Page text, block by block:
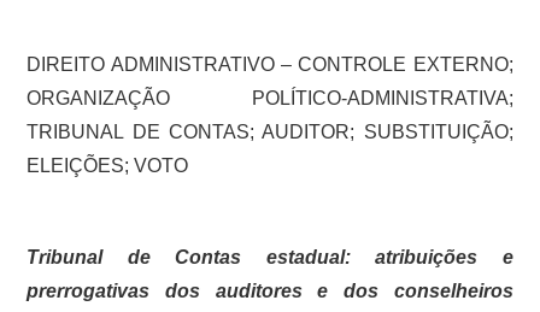
DIREITO ADMINISTRATIVO – CONTROLE EXTERNO;
ORGANIZAÇÃO POLÍTICO-ADMINISTRATIVA;
TRIBUNAL DE CONTAS; AUDITOR; SUBSTITUIÇÃO;
ELEIÇÕES; VOTO
Tribunal de Contas estadual: atribuições e
prerrogativas dos auditores e dos conselheiros